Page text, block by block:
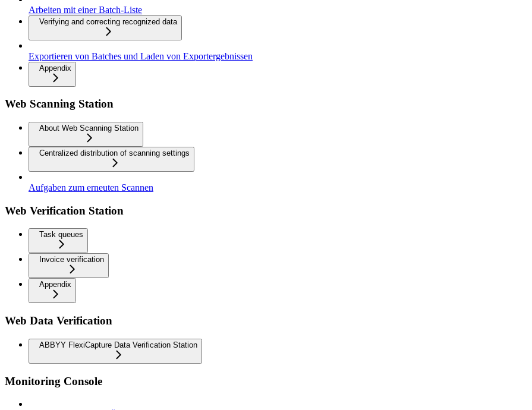
Arbeiten mit einer Batch-Liste
Verifying and correcting recognized data
Exportieren von Batches und Laden von Exportergebnissen
Appendix
Web Scanning Station
About Web Scanning Station
Centralized distribution of scanning settings
Aufgaben zum erneuten Scannen
Web Verification Station
Task queues
Invoice verification
Appendix
Web Data Verification
ABBYY FlexiCapture Data Verification Station
Monitoring Console